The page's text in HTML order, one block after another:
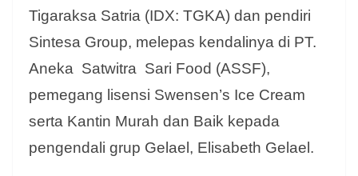
Tigaraksa Satria (IDX: TGKA) dan pendiri
Sintesa Group, melepas kendalinya di PT.
Aneka Satwitra Sari Food (ASSF),
pemegang lisensi Swensen’s Ice Cream
serta Kantin Murah dan Baik kepada
pengendali grup Gelael, Elisabeth Gelael.